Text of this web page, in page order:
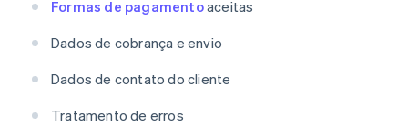
Formas de pagamentoaceitas
Dados de cobrança e envio
Dados de contato do cliente
Tratamento de erros